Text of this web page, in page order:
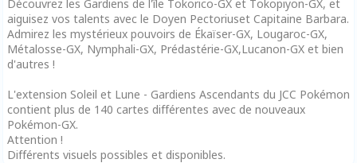
Découvrez les Gardiens de l'île Tokorico-GX et Tokopiyon-GX, et
aiguisez vos talents avec le Doyen Pectoriuset Capitaine Barbara.
Admirez les mystérieux pouvoirs de Ékaïser-GX, Lougaroc-GX,
Métalosse-GX, Nymphali-GX, Prédastérie-GX,Lucanon-GX et bien
d'autres !
L'extension Soleil et Lune - Gardiens Ascendants du JCC Pokémon
contient plus de 140 cartes différentes avec de nouveaux
Pokémon-GX.
Attention !
Différents visuels possibles et disponibles.